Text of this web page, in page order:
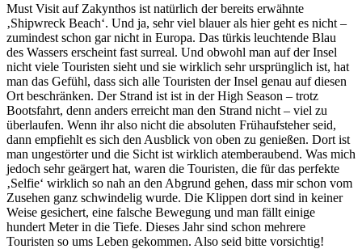
Must Visit auf Zakynthos ist natürlich der bereits erwähnte
‚Shipwreck Beach‘. Und ja, sehr viel blauer als hier geht es nicht –
zumindest schon gar nicht in Europa. Das türkis leuchtende Blau
des Wassers erscheint fast surreal. Und obwohl man auf der Insel
nicht viele Touristen sieht und sie wirklich sehr ursprünglich ist, hat
man das Gefühl, dass sich alle Touristen der Insel genau auf diesen
Ort beschränken. Der Strand ist ist in der High Season – trotz
Bootsfahrt, denn anders erreicht man den Strand nicht – viel zu
überlaufen. Wenn ihr also nicht die absoluten Frühaufsteher seid,
dann empfiehlt es sich den Ausblick von oben zu genießen. Dort ist
man ungestörter und die Sicht ist wirklich atemberaubend. Was mich
jedoch sehr geärgert hat, waren die Touristen, die für das perfekte
‚Selfie‘ wirklich so nah an den Abgrund gehen, dass mir schon vom
Zusehen ganz schwindelig wurde. Die Klippen dort sind in keiner
Weise gesichert, eine falsche Bewegung und man fällt einige
hundert Meter in die Tiefe. Dieses Jahr sind schon mehrere
Touristen so ums Leben gekommen. Also seid bitte vorsichtig!